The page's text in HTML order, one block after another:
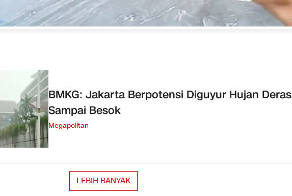
BMKG: Jakarta Berpotensi Diguyur Hujan Deras
Sampai Besok
Megapolitan
LEBIH BANYAK